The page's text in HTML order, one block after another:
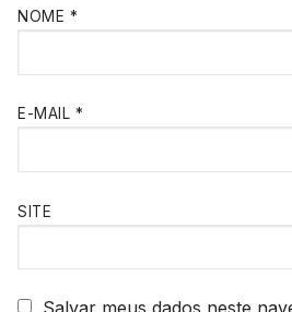
NOME *
E-MAIL *
SITE
Salvar meus dados neste